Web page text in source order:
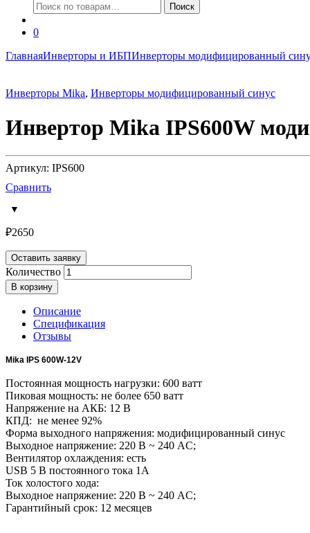
Искать:
Поиск
0
ГлавнаяИнверторы и ИБПИнверторы модифицированный
Инверторы Mika, Инверторы модифицированный синус
Инвертор Mika IPS600W
Артикул: IPS600
Сравнить
₽2650
Оставить заявку
Количество
В корзину
Описание
Спецификация
Отзывы
Mika IPS 600W-12V
Постоянная мощность нагрузки: 600 ватт
Пиковая мощность: не более 650 ватт
Напряжение на АКБ: 12 В
КПД: не менее 92%
Форма выходного напряжения: модифицированный синус
Выходное напряжение: 220 В ~ 240 AC;
Вентилятор охлаждения: есть
USB 5 В постоянного тока 1А
Ток холостого хода:
Выходное напряжение: 220 В ~ 240 AC;
Гарантийный срок: 12 месяцев